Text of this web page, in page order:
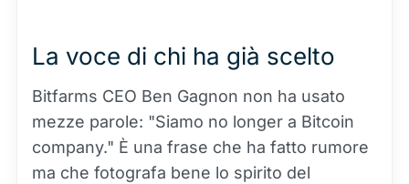
La voce di chi ha già scelto
Bitfarms CEO Ben Gagnon non ha usato
mezze parole: "Siamo no longer a Bitcoin
company." È una frase che ha fatto rumore
ma che fotografa bene lo spirito del